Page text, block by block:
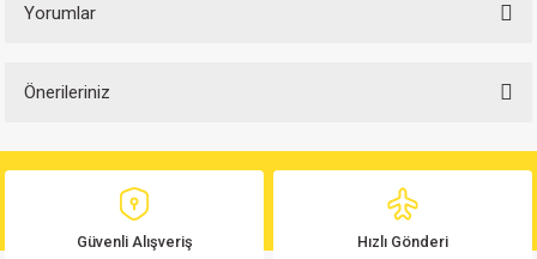
Yorumlar
Yorum Yaz
Önerileriniz
yetersiz gördüğünüz noktaları öneri formunu kullanarak tarafımıza
Görüş ve önerileriniz için teşekkür ederiz.
Güvenli Alışveriş Hızlı Gönderi